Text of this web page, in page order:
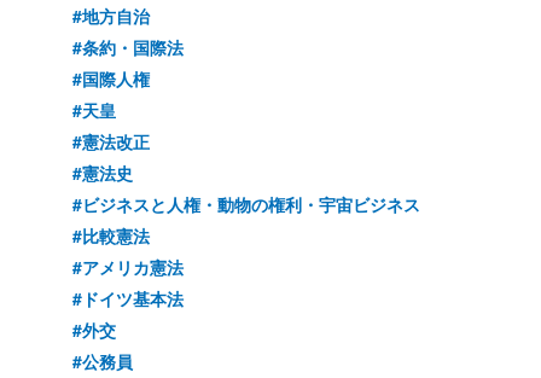
#地方自治
#条約・国際法
#国際人権
#天皇
#憲法改正
#憲法史
#ビジネスと人権・動物の権利・宇宙ビジネス
#比較憲法
#アメリカ憲法
#ドイツ基本法
#外交
#公務員